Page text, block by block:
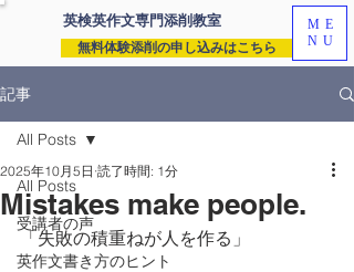
英検英作文専門添削教室
無料体験添削の申し込みはこちら
ME
NU
記事
All Posts
受講者の声
英作文書き方のヒント
All Posts
Mistakes make people.
2025年10月5日 読了時間: 1分
「失敗の積重ねが人を作る」